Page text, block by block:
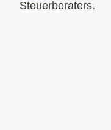
Steuerberaters.